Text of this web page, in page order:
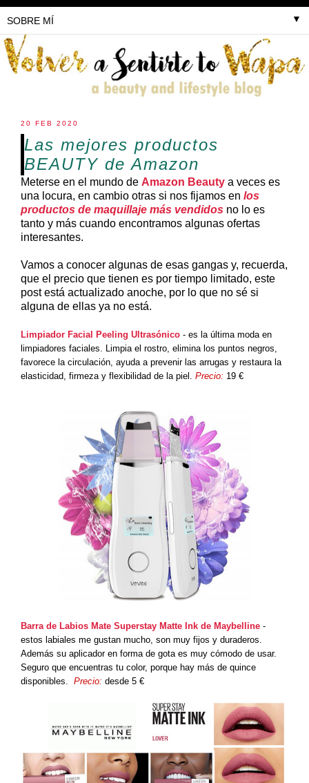
▼
20 FEB 2020
Las mejores productos
BEAUTY de Amazon
Meterse en el mundo de Amazon Beauty a veces es
una locura, en cambio otras si nos fijamos en los
productos de maquillaje más vendidos no lo es
tanto y más cuando encontramos algunas ofertas
interesantes.
Vamos a conocer algunas de esas gangas y, recuerda,
que el precio que tienen es por tiempo limitado, este
post está actualizado anoche, por lo que no sé si
alguna de ellas ya no está.
Limpiador Facial Peeling Ultrasónico - es la última moda en
limpiadores faciales. Limpia el rostro, elimina los puntos negros,
favorece la circulación, ayuda a prevenir las arrugas y restaura la
elasticidad, firmeza y flexibilidad de la piel. Precio: 19 €
Barra de Labios Mate Superstay Matte Ink de Maybelline -
estos labiales me gustan mucho, son muy fijos y duraderos.
Además su aplicador en forma de gota es muy cómodo de usar.
Seguro que encuentras tu color, porque hay más de quince
disponibles. Precio: desde 5 €